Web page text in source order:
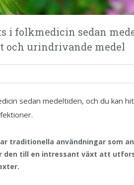
i folkmedicin sedan
urindrivande medel
sedan medeltiden, och du kan
traditionella användningar som
den till en intressant växt att